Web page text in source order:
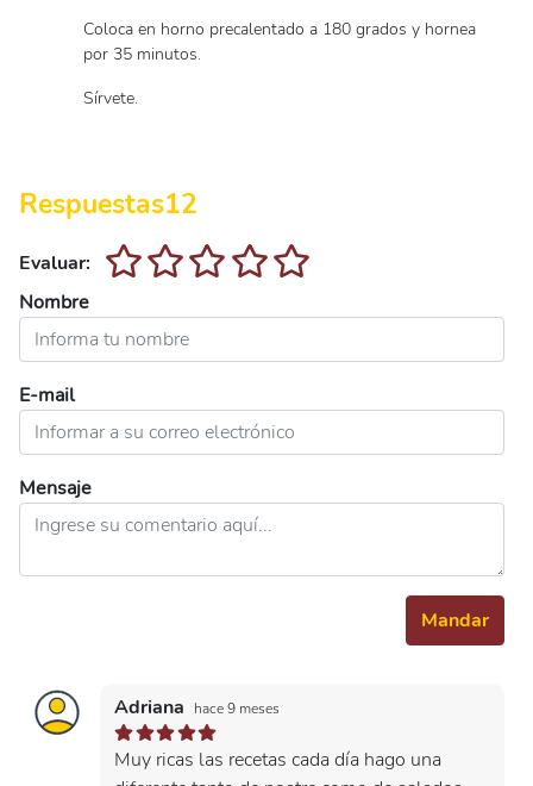
Coloca en horno precalentado a 180 grados y hornea
por 35 minutos.
Sírvete.
Respuestas12
Evaluar:
Nombre
E-mail
Mensaje
Mandar
Adriana hace 9 meses
Muy ricas las recetas cada día hago una